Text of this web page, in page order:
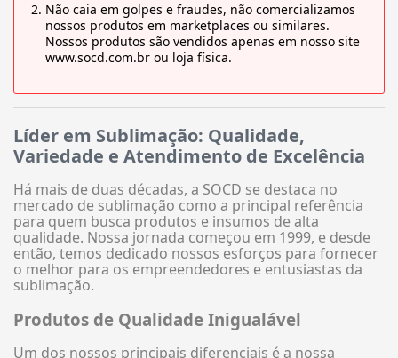
Não caia em golpes e fraudes, não comercializamos
nossos produtos em marketplaces ou similares.
Nossos produtos são vendidos apenas em nosso site
www.socd.com.br ou loja física.
Líder em Sublimação: Qualidade,
Variedade e Atendimento de Excelência
Há mais de duas décadas, a SOCD se destaca no
mercado de sublimação como a principal referência
para quem busca produtos e insumos de alta
qualidade. Nossa jornada começou em 1999, e desde
então, temos dedicado nossos esforços para fornecer
o melhor para os empreendedores e entusiastas da
sublimação.
Produtos de Qualidade Inigualável
Um dos nossos principais diferenciais é a nossa